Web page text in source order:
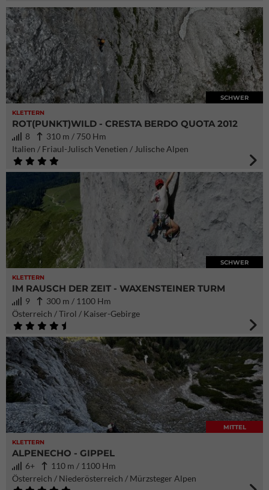
KLETTERN
SCHWER
ROT(PUNKT)WILD - CRESTA BERDO QUOTA 2012
8
310 m / 750 Hm
Italien / Friaul-Julisch Venetien / Julische Alpen
KLETTERN
SCHWER
IM RAUSCH DER ZEIT - WAXENSTEINER TURM
9
300 m / 1100 Hm
Österreich / Tirol / Kaiser-Gebirge
KLETTERN
MITTEL
ALPENECHO - GIPPEL
6+
110 m / 1100 Hm
Österreich / Niederösterreich / Mürzsteger Alpen